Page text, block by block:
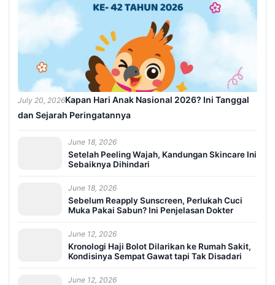
July 20, 2026Kapan Hari Anak Nasional 2026? Ini Tanggal
dan Sejarah Peringatannya
June 18, 2026
Setelah Peeling Wajah, Kandungan Skincare Ini
Sebaiknya Dihindari
June 18, 2026
Sebelum Reapply Sunscreen, Perlukah Cuci
Muka Pakai Sabun? Ini Penjelasan Dokter
June 12, 2026
Kronologi Haji Bolot Dilarikan ke Rumah Sakit,
Kondisinya Sempat Gawat tapi Tak Disadari
June 12, 2026